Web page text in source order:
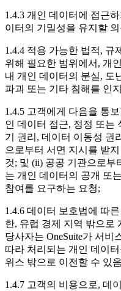
1.4.3 개인 데이터에 접근
이터의 기밀성을 유지할
1.4.4 적용 가능한 법적, 규
위해 필요한 범위에서, 개
내 개인 데이터의 분실, 도
파괴 또는 기타 침해를 인
1.4.5 고객에게 다음을 통
인 데이터 접근, 정정 또는
기 권리, 데이터 이동성 권
으로부터 서면 지시를 받
것; 및 (ii) 공공 기관으로부
는 개인 데이터의 공개 또
참여를 요구하는 요청;
1.4.6 데이터 보호법에 따
한, 유럽 경제 지역 밖으로
당사자는 OneSuite가 서비
따라 처리되는 개인 데이
위스 밖으로 이전할 수 있
1.4.7 고객의 비용으로, 데